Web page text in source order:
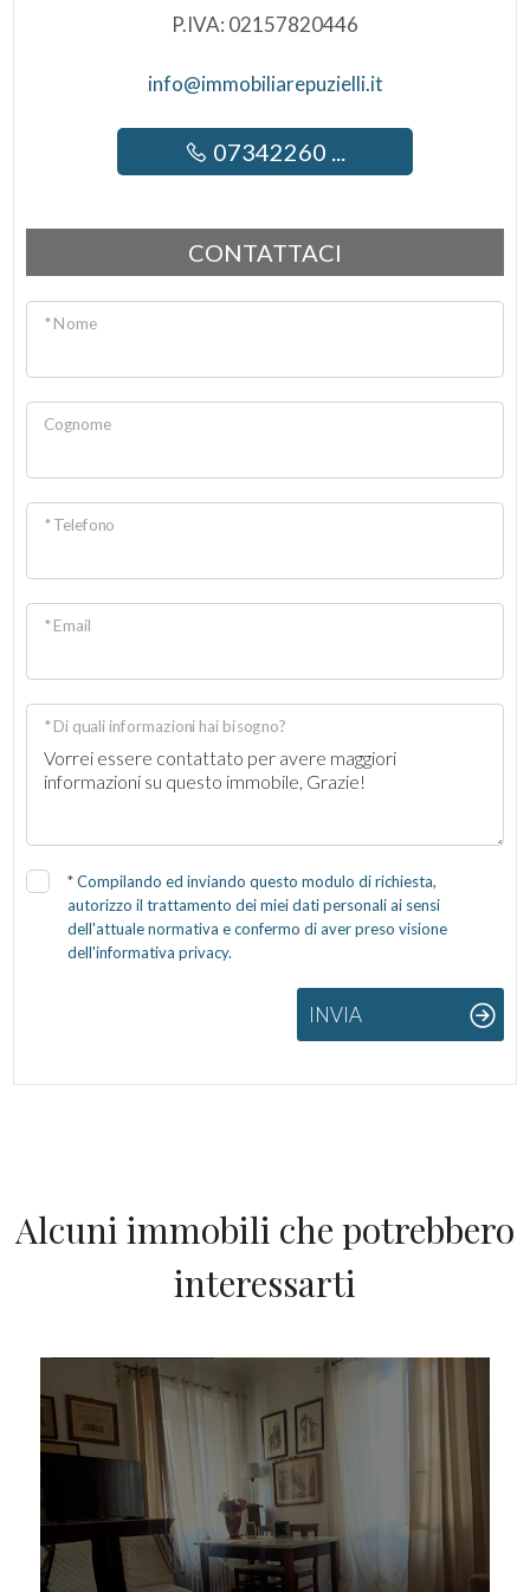
P.IVA: 02157820446
info@immobiliarepuzielli.it
07342260 ...
CONTATTACI
* Nome
Cognome
* Telefono
* Email
* Di quali informazioni hai bisogno?
*Compilando ed inviando questo modulo di richiesta,
autorizzo il trattamento dei miei dati personali ai sensi
dell'attuale normativa e confermo di aver preso visione
dell'informativa privacy.
INVIA
Alcuni immobili che potrebbero
interessarti